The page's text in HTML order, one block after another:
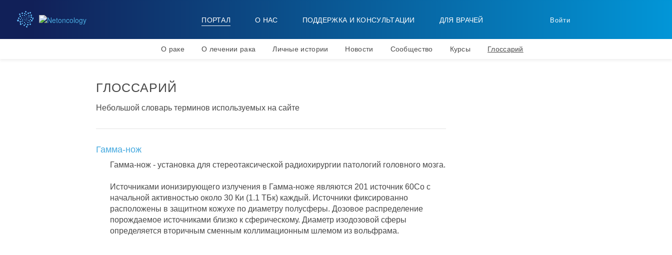
ПОРТАЛ О НАС ПОДДЕРЖКА И КОНСУЛЬТАЦИИ ДЛЯ ВРАЧЕЙ Войти
О раке О лечении рака Личные истории Новости Сообщество Курсы Глоссарий
ГЛОССАРИЙ
Небольшой словарь терминов используемых на сайте
Гамма-нож
Гамма-нож- установка для стереотаксической радиохирургии патологий головного мозга.
Источниками ионизирующего излучения в Гамма-ноже являются 201 источник 60Co с
начальной активностью около 30 Ки (1.1 ТБк) каждый. Источники фиксированно
расположены в защитном кожухе по диаметру полусферы. Дозовое распределение
порождаемое источниками близко к сферическому. Диаметр изодозовой сферы
определяется вторичным сменным коллимационным шлемом из вольфрама.